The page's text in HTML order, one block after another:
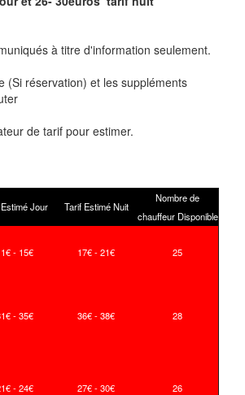
à titre d'information seulement.
(Si réservation) et les suppléments
de tarif pour estimer.
Jour Tarif Estimé Nuit
Nombre de
chauffeur Disponible
- 15€ 17€ - 21€ 25
- 35€ 36€ - 38€ 28
- 24€ 27€ - 30€ 26